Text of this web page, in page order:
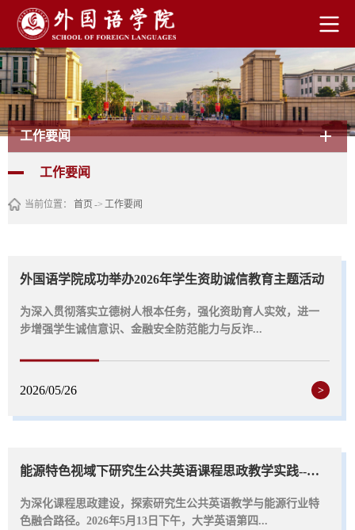
工作要闻
工作要闻
当前位置： 首页-> 工作要闻
外国语学院成功举办2026年学生资助诚信教育主题活动
为深入贯彻落实立德树人根本任务，强化资助育人实效，进一
步增强学生诚信意识、金融安全防范能力与反诈...
2026/05/26 >
能源特色视域下研究生公共英语课程思政教学实践--大学英语第四教研室专题教研活动
为深化课程思政建设，探索研究生公共英语教学与能源行业特
色融合路径。2026年5月13日下午，大学英语第四...